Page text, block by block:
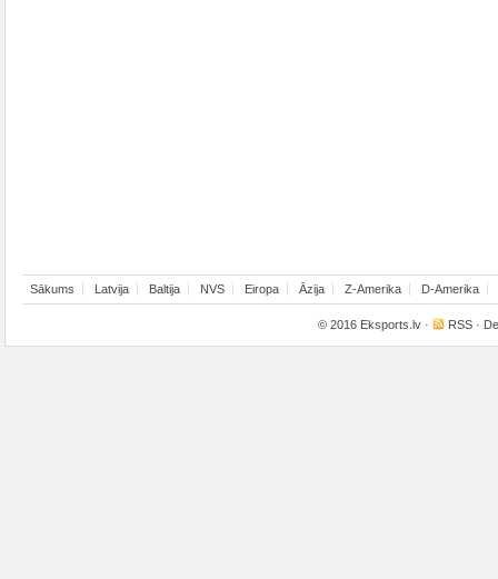
Sākums Latvija Baltija NVS Eiropa Āzija Z-Amerika D-Amerika
© 2016 Eksports.lv · RSS ·